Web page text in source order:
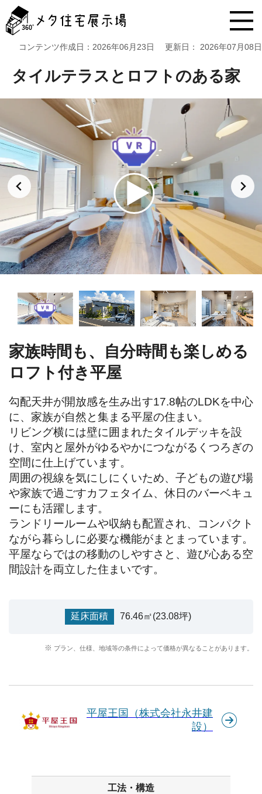
タ
住
ン
ツ
へ
ス
ッ
コンテンツ作成日： 2026年06月23日 更新日： 2026年07月08日
タイルテラスとロフトのある家
家族時間も、自分時間も楽しめる
ロフト付き平屋
勾配天井が開放感を生み出す17.8帖のLDKを中心
に、家族が自然と集まる平屋の住まい。
リビング横には壁に囲まれたタイルデッキを設
け、室内と屋外がゆるやかにつながるくつろぎの
空間に仕上げています。
周囲の視線を気にしにくいため、子どもの遊び場
や家族で過ごすカフェタイム、休日のバーベキュ
ーにも活躍します。
ランドリールームや収納も配置され、コンパクト
ながら暮らしに必要な機能がまとまっています。
平屋ならではの移動のしやすさと、遊び心ある空
間設計を両立した住まいです。
延床面積 76.46㎡(23.08坪)
プラン、仕様、地域等の条件によって価格が異なることがあります。
平屋王国（株式会社永井建
設）
工法・構造